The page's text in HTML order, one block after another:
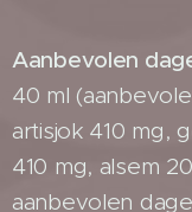
Aanbevolen
40 ml
artisjok 410 mg,
410 mg, alsem
aanbevolen